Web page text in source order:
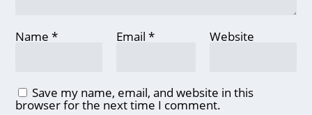
Name* Email * Website
Save my name, email, and website in this
browser for the next time I comment.